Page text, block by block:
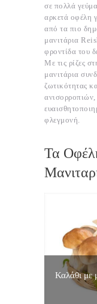
σε πολλά
αρκετά οφέλη
από τα πιο
μανιτάρια
φροντίδα του
Με τις ρίζες
μανιτάρια
ζωτικότητας
φλεγμονή.
Τα
Καλάθι με